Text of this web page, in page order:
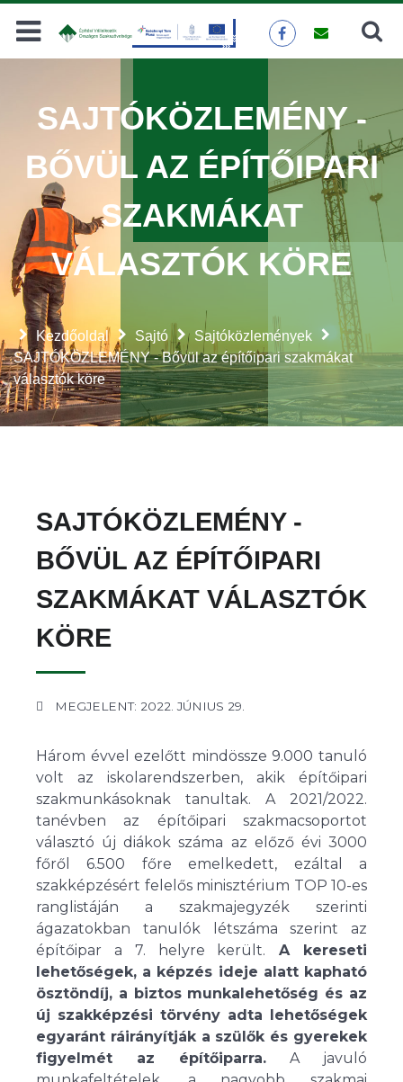
Keresés
Kezdőoldal Sajtó
Sajtóközlemények
SAJTÓKÖZLEMÉNY - Bővül az építőipari szakmákat
választók köre
SAJTÓKÖZLEMÉNY -
BŐVÜL AZ ÉPÍTŐIPARI
SZAKMÁKAT
VÁLASZTÓK KÖRE
SAJTÓKÖZLEMÉNY -
BŐVÜL AZ ÉPÍTŐIPARI
SZAKMÁKAT VÁLASZTÓK
KÖRE
MEGJELENT: 2022. JÚNIUS 29.
Három évvel ezelőtt mindössze 9.000 tanuló
volt az iskolarendszerben, akik építőipari
szakmunkásoknak tanultak. A 2021/2022.
tanévben az építőipari szakmacsoportot
választó új diákok száma az előző évi 3000
főről 6.500 főre emelkedett, ezáltal a
szakképzésért felelős minisztérium TOP 10-es
ranglistáján a szakmajegyzék szerinti
ágazatokban tanulók létszáma szerint az
építőipar a 7. helyre került. A kereseti
lehetőségek, a képzés ideje alatt kapható
ösztöndíj, a biztos munkalehetőség és az
új szakképzési törvény adta lehetőségek
egyaránt ráirányítják a szülők és gyerekek
figyelmét az építőiparra.A javuló